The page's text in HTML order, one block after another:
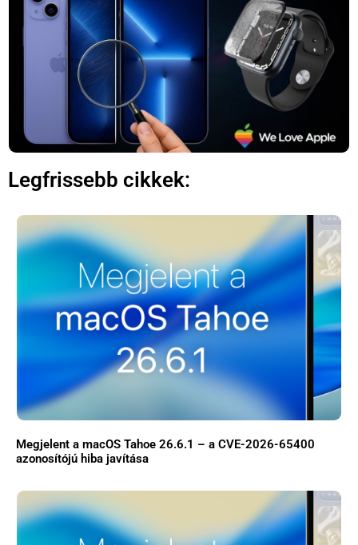
Legfrissebb cikkek:
Megjelent a macOS Tahoe 26.6.1 – a CVE-2026-65400
azonosítójú hiba javítása
×
Főoldal
Közösség
GYIK
Használt Apple